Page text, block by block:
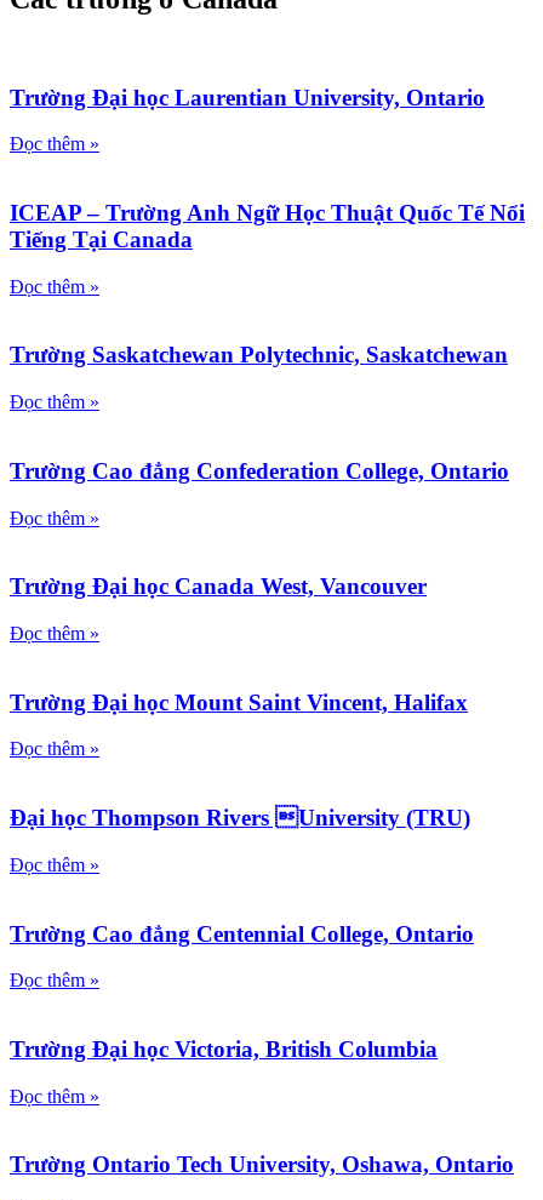
Trường Đại học Laurentian University, Ontario
Đọc thêm »
ICEAP – Trường Anh Ngữ Học Thuật Quốc Tế Nổi
Tiếng Tại Canada
Đọc thêm »
Trường Saskatchewan Polytechnic, Saskatchewan
Đọc thêm »
Trường Cao đẳng Confederation College, Ontario
Đọc thêm »
Trường Đại học Canada West, Vancouver
Đọc thêm »
Trường Đại học Mount Saint Vincent, Halifax
Đọc thêm »
Đại học Thompson Rivers University (TRU)
Đọc thêm »
Trường Cao đẳng Centennial College, Ontario
Đọc thêm »
Trường Đại học Victoria, British Columbia
Đọc thêm »
Trường Ontario Tech University, Oshawa, Ontario